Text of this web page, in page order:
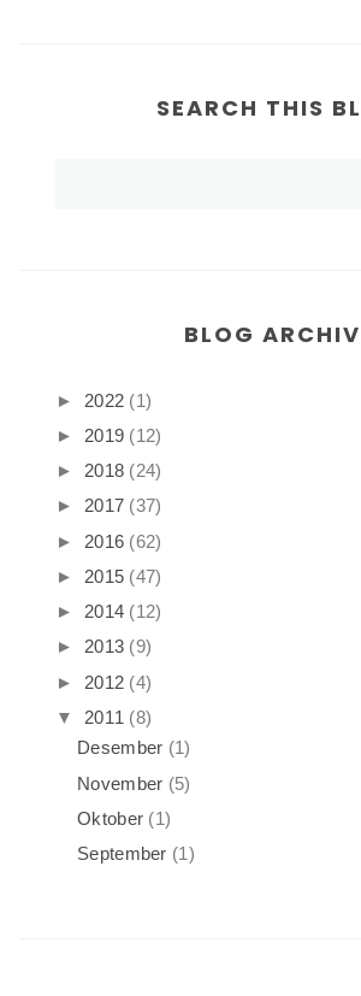
SEARCH THIS
BLOG
► 2022 (1)
► 2019 (12)
► 2018 (24)
► 2017 (37)
► 2016 (62)
► 2015 (47)
► 2014 (12)
► 2013 (9)
► 2012 (4)
▼
2011 (8)
Desember (1)
November (5)
Oktober (1)
September (1)